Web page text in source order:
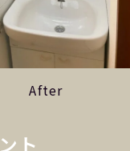
After
ト